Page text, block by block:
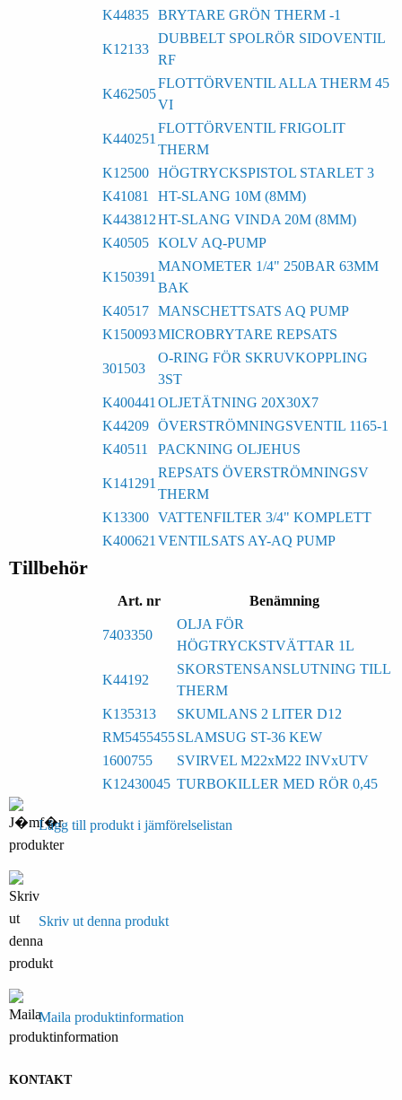
K44835 BRYTARE GRÖN THERM -1
K12133
DUBBELT SPOLRÖR SIDOVENTIL
RF
K462505
FLOTTÖRVENTIL ALLA THERM 45
VI
K440251
FLOTTÖRVENTIL FRIGOLIT
THERM
K12500 HÖGTRYCKSPISTOL STARLET 3
K41081
HT-SLANG 10M (8MM)
K443812HT-SLANG VINDA 20M (8MM)
K40505 KOLV AQ-PUMP
K150391
MANOMETER 1/4" 250BAR 63MM
BAK
K40517 MANSCHETTSATS AQ PUMP
K150093MICROBRYTARE REPSATS
301503
O-RING FÖR SKRUVKOPPLING
3ST
K400441 OLJETÄTNING 20X30X7
K44209 ÖVERSTRÖMNINGSVENTIL 1165-1
K40511
PACKNING OLJEHUS
K141291
REPSATS ÖVERSTRÖMNINGSV
THERM
K13300 VATTENFILTER 3/4" KOMPLETT
K400621 VENTILSATS AY-AQ PUMP
Tillbehör
Art. nr Benämning
7403350
OLJA FÖR
HÖGTRYCKSTVÄTTAR 1L
K44192
SKORSTENSANSLUTNING TILL
THERM
K135313
SKUMLANS 2 LITER D12
RM5455455SLAMSUG ST-36 KEW
1600755
SVIRVEL M22xM22 INVxUTV
K12430045 TURBOKILLER MED RÖR 0,45
Lägg till produkt i jämförelselistan
Skriv ut denna produkt
Maila produktinformation
KONTAKT